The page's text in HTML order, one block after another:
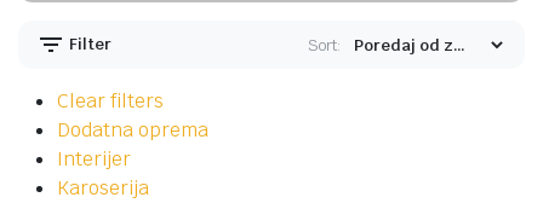
Filter Sort:
Clear filters
Dodatna oprema
Interijer
Karoserija